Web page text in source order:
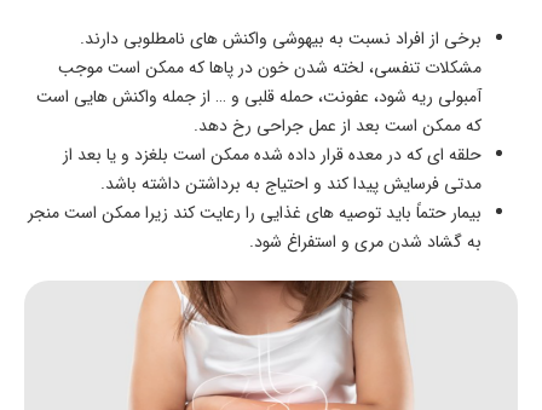
برخی از افراد نسبت به بیهوشی واکنش های نامطلوبی دارند.
مشکلات تنفسی، لخته شدن خون در پاها که ممکن است موجب
آمبولی ریه شود، عفونت، حمله قلبی و … از جمله واکنش هایی است
که ممکن است بعد از عمل جراحی رخ دهد.
حلقه ای که در معده قرار داده شده ممکن است بلغزد و یا بعد از
مدتی فرسایش پیدا کند و احتیاج به برداشتن داشته باشد.
بیمار حتماً باید توصیه های غذایی را رعایت کند زیرا ممکن است منجر
به گشاد شدن مری و استفراغ شود.